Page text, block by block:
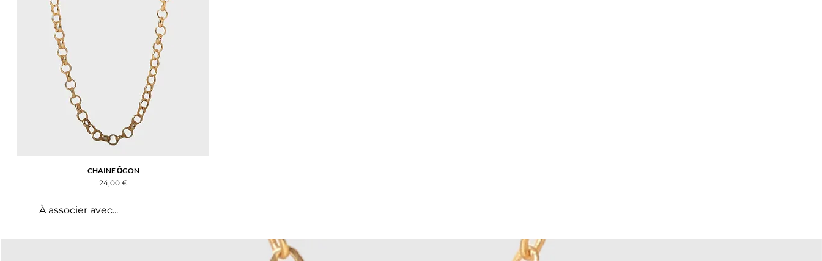
Aperçu rapide
CHAINE ŌGON
Prix
24,00 €
À associer avec...